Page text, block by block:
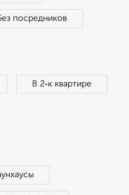
посредников
В 2‑к квартире